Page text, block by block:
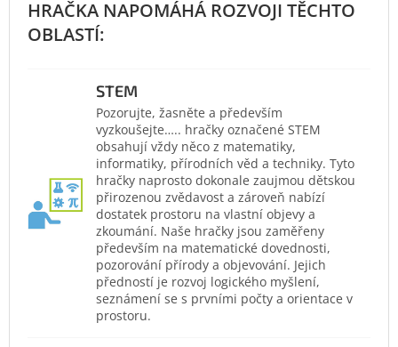
STEM
Pozorujte, žasněte a především
vyzkoušejte….. hračky označené STEM
obsahují vždy něco z matematiky,
informatiky, přírodních věd a techniky. Tyto
hračky naprosto dokonale zaujmou dětskou
přirozenou zvědavost a zároveň nabízí
dostatek prostoru na vlastní objevy a
zkoumání. Naše hračky jsou zaměřeny
především na matematické dovednosti,
pozorování přírody a objevování. Jejich
předností je rozvoj logického myšlení,
seznámení se s prvními počty a orientace v
prostoru.